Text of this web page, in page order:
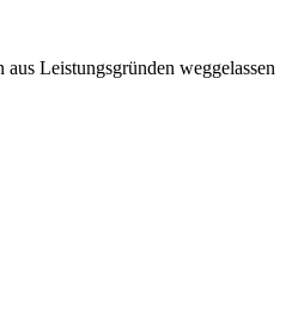
Leistungsgründen weggelassen